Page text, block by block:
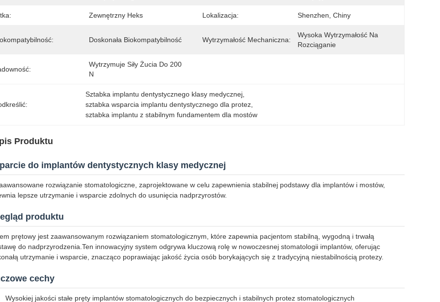
Zewnętrzny Heks Lokalizacja: Shenzhen, Chiny
Doskonała Biokompatybilność Wytrzymałość Mechaniczna:
Wysoka Wytrzymałość Na
Rozciąganie
Wytrzymuje Siły Żucia Do 200
N
Sztabka implantu dentystycznego klasy medycznej
sztabka wsparcia implantu dentystycznego dla protez
sztabka implantu z stabilnym fundamentem dla mostów
Produktu
do implantów dentystycznych klasy medycznej
rozwiązanie stomatologiczne, zaprojektowane w celu zapewnienia stabilnej podstawy dla implantów i mostów,
lepsze utrzymanie i wsparcie zdolnych do usunięcia nadprzyrostów.
produktu
prętowy jest zaawansowanym rozwiązaniem stomatologicznym, które zapewnia pacjentom stabilną, wygodną i trwałą
do nadprzyrodzenia.Ten innowacyjny system odgrywa kluczową rolę w nowoczesnej stomatologii implantów, oferując
utrzymanie i wsparcie, znacząco poprawiając jakość życia osób borykających się z tradycyjną niestabilnością protezy.
cechy
Wysokiej jakości stałe pręty implantów stomatologicznych do bezpiecznych i stabilnych protez stomatologicznych